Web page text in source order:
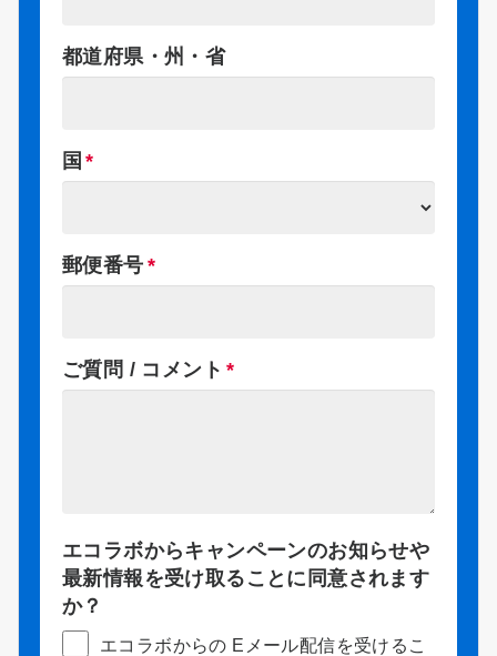
都道府県・州・省
国
郵便番号
ご質問 / コメント
エコラボからキャンペーンのお知らせや
最新情報を受け取ることに同意されます
か？
エコラボからの Eメール配信を受けるこ